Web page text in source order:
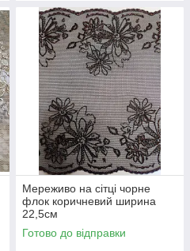
Мереживо на сітці чорне
флок коричневий ширина
22,5см
Готово до відправки